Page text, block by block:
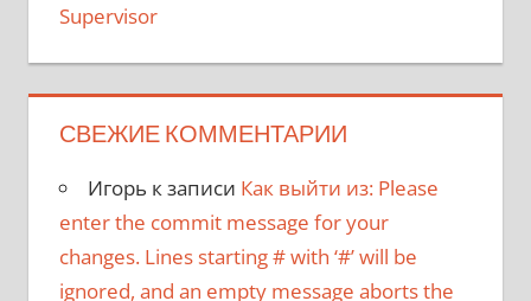
Supervisor
СВЕЖИЕ КОММЕНТАРИИ
Игорь к записи Как выйти из: Please
enter the commit message for your
changes. Lines starting # with ‘#’ will be
ignored, and an empty message aborts the